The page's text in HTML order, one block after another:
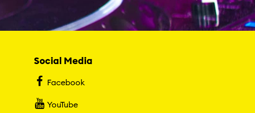
Social Media
Facebook
YouTube